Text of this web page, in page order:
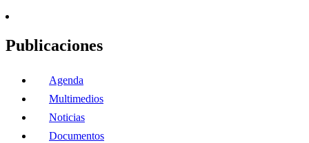
Publicaciones
Agenda
Multimedios
Noticias
Documentos